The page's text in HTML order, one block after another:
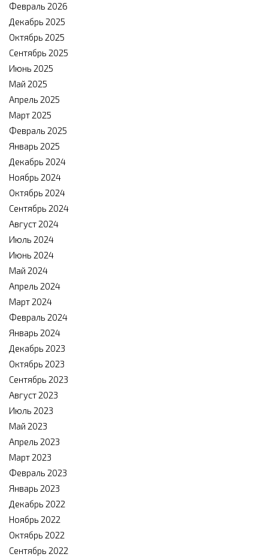
Февраль 2026
Декабрь 2025
Октябрь 2025
Сентябрь 2025
Июнь 2025
Май 2025
Апрель 2025
Март 2025
Февраль 2025
Январь 2025
Декабрь 2024
Ноябрь 2024
Октябрь 2024
Сентябрь 2024
Август 2024
Июль 2024
Июнь 2024
Май 2024
Апрель 2024
Март 2024
Февраль 2024
Январь 2024
Декабрь 2023
Октябрь 2023
Сентябрь 2023
Август 2023
Июль 2023
Май 2023
Апрель 2023
Март 2023
Февраль 2023
Январь 2023
Декабрь 2022
Ноябрь 2022
Октябрь 2022
Сентябрь 2022